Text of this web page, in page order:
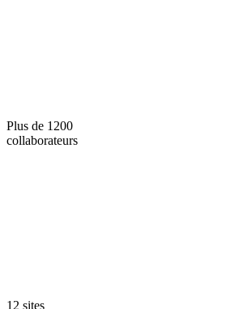
Plus de 1200
collaborateurs
12 sites